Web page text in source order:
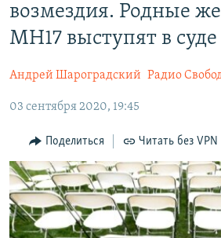
содержанию
Вернутся
главной
навигации
Вернутся
поиску
ГРУЗ 200
11 ЛЕТ ОККУПАЦИИ КРЫМА. 11 ИСТОРИЙ
ВОДА
ЕЩЕ
ИНТЕРАКТИВ
ИНФОГРАФИКА
ТЕЛЕПРОЕКТ КРЫМ.РЕАЛИИ
СОВЕТЫ ПРАВОЗАЩИТНИКОВ
ПРОПАВШИЕ БЕЗ ВЕСТИ
РАДІО СВОБОДА
КАК ОБОЙТИ БЛОКИРОВКУ
Українською
Qırımtatar
возмездия. Родные
MH17 выступят в суде
Андрей Шароградский Радио
03 сентября 2020, 19:45
Поделиться Читать без VPN